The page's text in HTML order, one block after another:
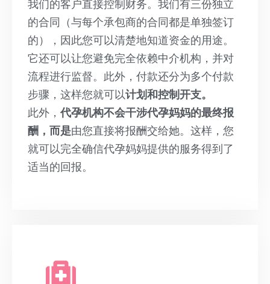
我们的客户直接控制财务。我们有三份独立
的合同（与每个承包商的合同都是单独签订
的），因此您可以清楚地知道资金的用途。
它还可以让您避免完全依赖中介机构，并对
流程进行监督。此外，付款还分为多个付款
步骤，这样您就可以计划和控制开支。
此外， 代孕机构不会干涉代孕妈妈的最终报
酬，而是由您直接将报酬交给她。这样，您
就可以完全确信代孕妈妈提供的服务得到了
适当的回报。